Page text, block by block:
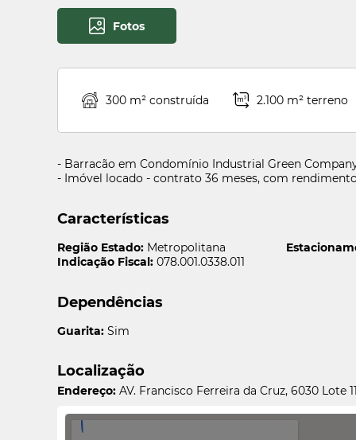
Fotos
300 m² construída 2.100 m² terreno
- Barracão em Condomínio Industrial Green
- Imóvel locado - contrato 36 meses, com
Características
Região Estado: Metropolitana
Indicação Fiscal: 078.001.0338.011
Dependências
Guarita: Sim
Localização
Endereço: AV. Francisco Ferreira da Cruz, 6030 Lote